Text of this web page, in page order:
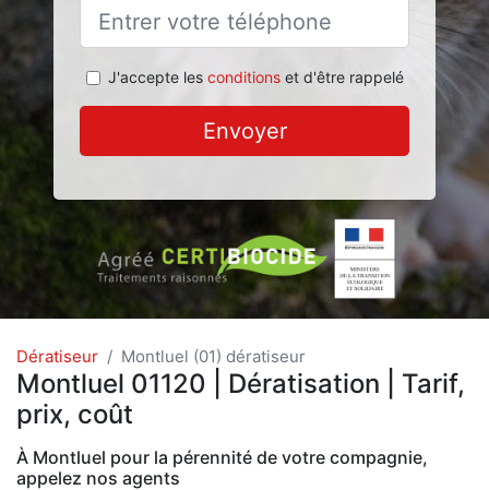
J'accepte les conditionset d'être rappelé
Envoyer
Dératiseur Montluel (01) dératiseur
Montluel 01120 | Dératisation | Tarif,
prix, coût
À Montluel pour la pérennité de votre compagnie,
appelez nos agents